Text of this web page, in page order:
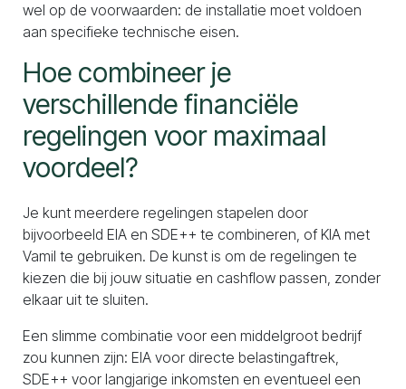
wel op de voorwaarden: de installatie moet voldoen
aan specifieke technische eisen.
Hoe combineer je
verschillende financiële
regelingen voor maximaal
voordeel?
Je kunt meerdere regelingen stapelen door
bijvoorbeeld EIA en SDE++ te combineren, of KIA met
Vamil te gebruiken. De kunst is om de regelingen te
kiezen die bij jouw situatie en cashflow passen, zonder
elkaar uit te sluiten.
Een slimme combinatie voor een middelgroot bedrijf
zou kunnen zijn: EIA voor directe belastingaftrek,
SDE++ voor langjarige inkomsten en eventueel een